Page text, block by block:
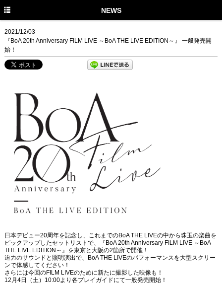
NEWS
2021/12/03
『BoA 20th Anniversary FILM LIVE ～BoA THE LIVE EDITION～』 一般発売開
始！
日本デビュー20周年を記念し、これまでのBoA THE LIVEの中から珠玉の楽曲を
ピックアップしたセットリストで、『BoA 20th Anniversary FILM LIVE ～BoA
THE LIVE EDITION～』を東京と大阪の2箇所で開催！
迫力のサウンドと照明演出で、BoA THE LIVEのパフォーマンスを大型スクリー
ンで体感してください！
さらには今回のFILM LIVEのために新たに撮影した映像も！
12月4日（土）10:00より各プレイガイドにて一般発売開始！
NEWS
LIVE
DISCOGRAPHY
MUSIC VIDEO
GOODS
STAFF TWITTER
FANCLUB